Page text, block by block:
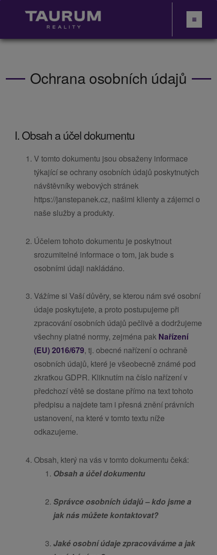
Ochrana osobních údajů
I. Obsah a účel dokumentu
V tomto dokumentu jsou obsaženy informace
týkající se ochrany osobních údajů poskytnutých
návštěvníky webových stránek
https://janstepanek.cz, našimi klienty a zájemci o
naše služby a produkty.
Účelem tohoto dokumentu je poskytnout
srozumitelné informace o tom, jak bude s
osobními údaji nakládáno.
Vážíme si Vaší důvěry, se kterou nám své osobní
údaje poskytujete, a proto postupujeme při
zpracování osobních údajů pečlivě a dodržujeme
všechny platné normy, zejména pak Nařízení
(EU) 2016/679, tj. obecné nařízení o ochraně
osobních údajů, které je všeobecně známé pod
zkratkou GDPR. Kliknutím na číslo nařízení v
předchozí větě se dostane přímo na text tohoto
předpisu a najdete tam i přesná znění právních
ustanovení, na které v tomto textu níže
odkazujeme.
Obsah, který na vás v tomto dokumentu čeká:
Obsah a účel dokumentu
Správce osobních údajů – kdo jsme a
jak nás můžete kontaktovat?
Jaké osobní údaje zpracováváme a jak